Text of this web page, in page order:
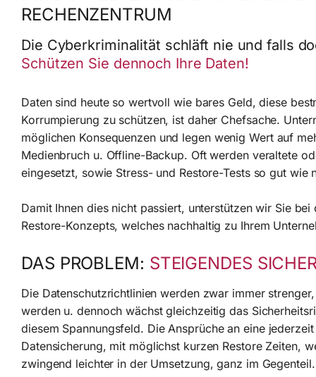
RECHENZENTRUM
Die Cyberkriminalität schläft nie und falls
Schützen Sie dennoch Ihre Daten!
Daten sind heute so wertvoll wie bares Geld, diese
Korrumpierung zu schützen, ist daher Chefsache.
möglichen Konsequenzen und legen wenig Wert auf
Medienbruch u. Offline-Backup. Oft werden veraltete
eingesetzt, sowie Stress- und Restore-Tests so gut wie
Damit Ihnen dies nicht passiert, unterstützen wir Sie
Restore-Konzepts, welches nachhaltig zu Ihrem
DAS PROBLEM: STEIGENDES
Die Datenschutzrichtlinien werden zwar immer
werden u. dennoch wächst gleichzeitig das
diesem Spannungsfeld. Die Ansprüche an eine
Datensicherung, mit möglichst kurzen Restore Zeiten,
zwingend leichter in der Umsetzung, ganz im Gegenteil.